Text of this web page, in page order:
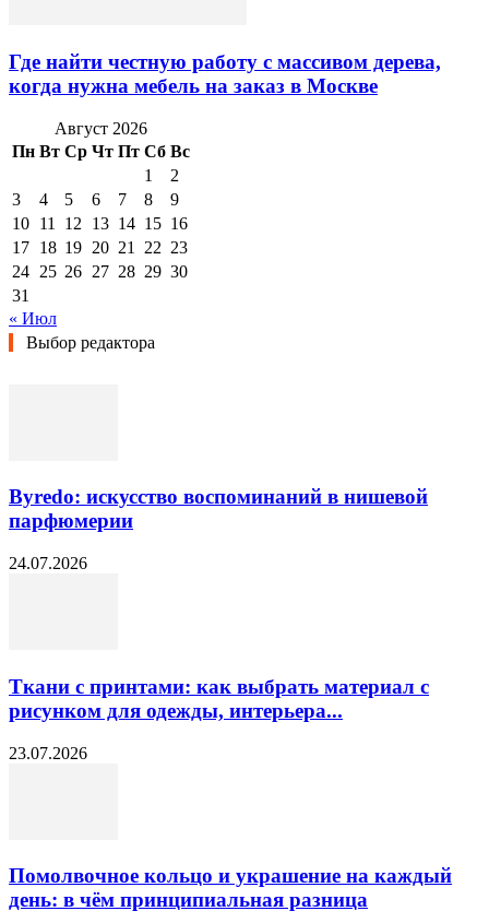
Где найти честную работу с массивом дерева,
когда нужна мебель на заказ в Москве
Август 2026
Пн Вт Ср Чт Пт Сб Вс
1
2
3
4 5 6 7 8
9
10 11 12 13 14 15 16
17 18 19 20 21 22 23
24 25 26 27 28 29 30
31
« Июл
Выбор редактора
Byredo: искусство воспоминаний в нишевой
парфюмерии
24.07.2026
Ткани с принтами: как выбрать материал с
рисунком для одежды, интерьера...
23.07.2026
Помолвочное кольцо и украшение на каждый
день: в чём принципиальная разница